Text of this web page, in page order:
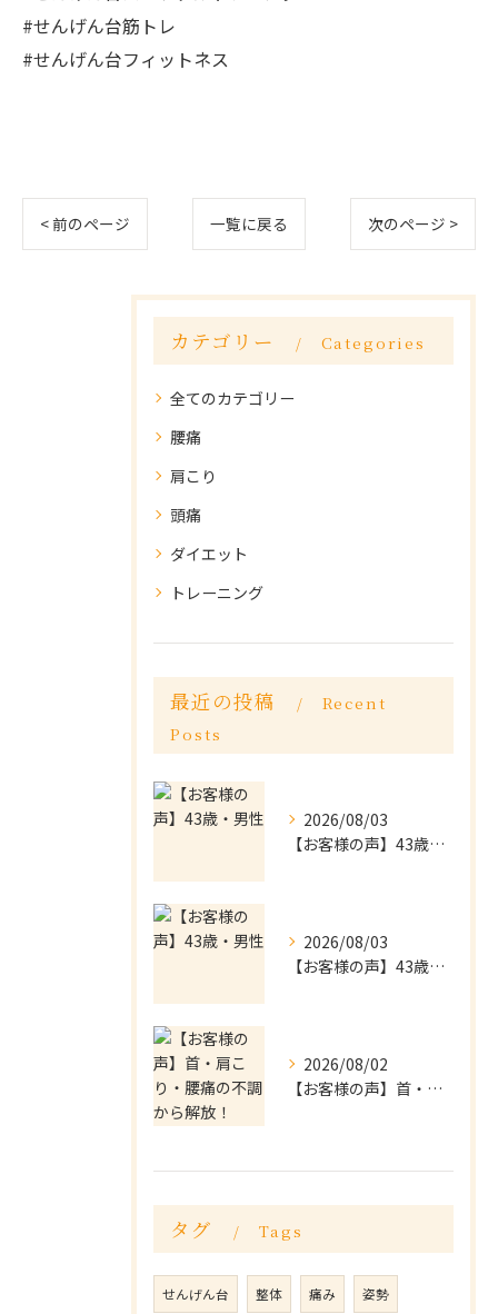
#せんげん台筋トレ
#せんげん台フィットネス
< 前のページ 一覧に戻る 次のページ >
カテゴリー Categories
全てのカテゴリー
腰痛
肩こり
頭痛
ダイエット
トレーニング
最近の投稿
Recent
Posts
2026/08/03
【お客様の声】43歳・男性
2026/08/03
【お客様の声】43歳・男性
2026/08/02
【お客様の声】首・肩こり・腰痛の不調から解放！
タグ Tags
せんげん台 整体 痛み 姿勢